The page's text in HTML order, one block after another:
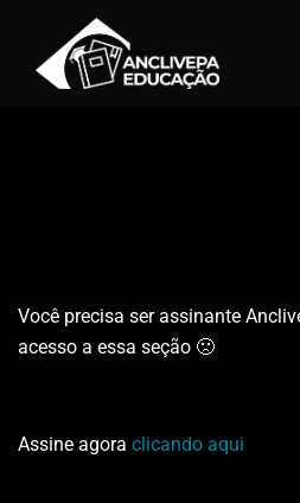
Você precisa ser assinante
acesso a essa seção 🙁
Assine agora clicando aqui